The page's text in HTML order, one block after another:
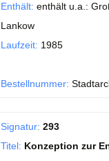
Enthält: enthält u.a.:
Lankow
Laufzeit: 1985
Bestellnummer:
Signatur: 293
Titel: Konzeption zur